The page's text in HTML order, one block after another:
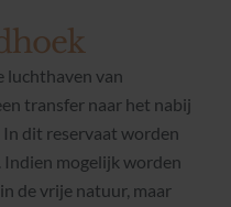
luchthaven van
transfer naar het nabij
In dit reservaat worden
Indien mogelijk worden
de vrije natuur, maar